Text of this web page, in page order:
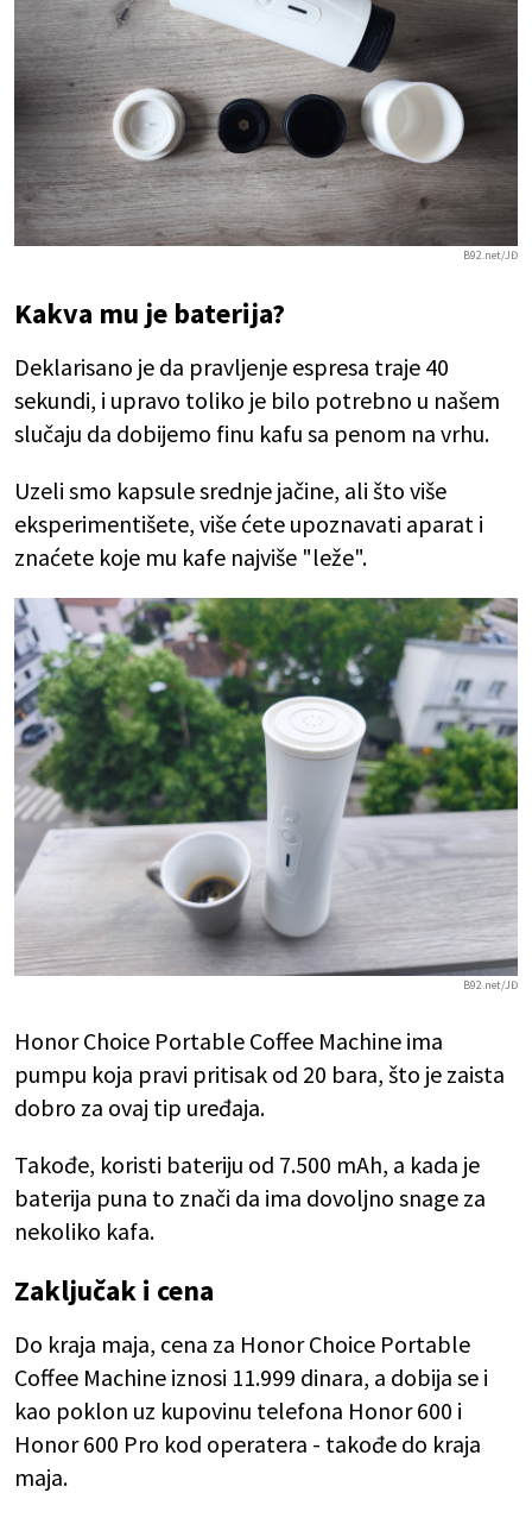
B92.net/JĐ
Kakva mu je baterija?
Deklarisano je da pravljenje espresa traje 40
sekundi, i upravo toliko je bilo potrebno u našem
slučaju da dobijemo finu kafu sa penom na vrhu.
Uzeli smo kapsule srednje jačine, ali što više
eksperimentišete, više ćete upoznavati aparat i
znaćete koje mu kafe najviše "leže".
B92.net/JĐ
Honor Choice Portable Coffee Machine ima
pumpu koja pravi pritisak od 20 bara, što je zaista
dobro za ovaj tip uređaja.
Takođe, koristi bateriju od 7.500 mAh, a kada je
baterija puna to znači da ima dovoljno snage za
nekoliko kafa.
Zaključak i cena
Do kraja maja, cena za Honor Choice Portable
Coffee Machine iznosi 11.999 dinara, a dobija se i
kao poklon uz kupovinu telefona Honor 600 i
Honor 600 Pro kod operatera - takođe do kraja
maja.